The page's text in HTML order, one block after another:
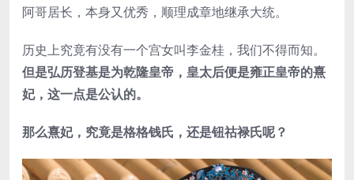
阿哥居长，本身又优秀，顺理成章地继承大统。
历史上究竟有没有一个宫女叫李金桂，我们不得而知。
但是弘历登基是为乾隆皇帝，皇太后便是雍正皇帝的熹
妃，这一点是公认的。
那么熹妃，究竟是格格钱氏，还是钮祜禄氏呢？